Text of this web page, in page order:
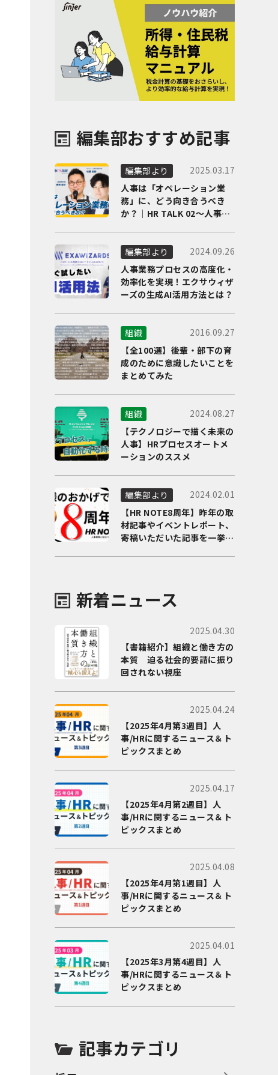
編集部おすすめ記事
編集部より
2025.03.17
人事は「オペレーション業
務」に、どう向き合うべき
か？｜HR TALK 02～人事DX
編集部より
2024.09.26
人事業務プロセスの高度化・
効率化を実現！エクサウィザ
ーズの生成AI活用方法とは？
組織
2016.09.27
【全100選】後輩・部下の育
成のために意識したいことを
まとめてみた
組織
2024.08.27
【テクノロジーで描く未来の
人事】HRプロセスオートメ
ーションのススメ
編集部より
2024.02.01
【HR NOTE8周年】昨年の取
材記事やイベントレポート、
寄稿いただいた記事を一挙に
新着ニュース
2025.04.30
【書籍紹介】組織と働き方の
本質 迫る社会的要請に振り
回されない視座
2025.04.24
【2025年4月第3週目】人
事/HRに関するニュース＆ト
ピックスまとめ
2025.04.17
【2025年4月第2週目】人
事/HRに関するニュース＆ト
ピックスまとめ
2025.04.08
【2025年4月第1週目】人
事/HRに関するニュース＆ト
ピックスまとめ
2025.04.01
【2025年3月第4週目】人
事/HRに関するニュース＆ト
ピックスまとめ
記事カテゴリ